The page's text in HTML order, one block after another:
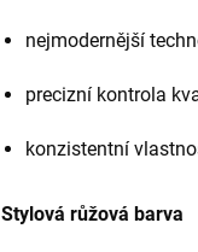
nejmodernější
precizní kontrola
konzistentní
Stylová růžová barva